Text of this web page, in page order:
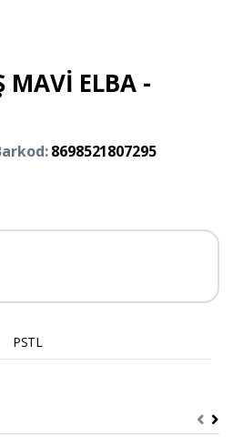
MAVİ ELBA -
8698521807295
PSTL